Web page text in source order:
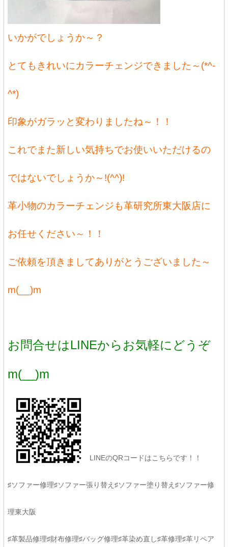
いかがでしょうか～？
とてもきれいにカラーチェンジできました～(*^-
^*)
印象がガラッと変わりましたね～！！
これでまた新しい気持ちでお使いいただけるの
ではないでしょうか～!(^^)!
革小物のカラーチェンジも革研究所東大阪店に
お任せください～！！
ご依頼を頂きましてありがとうございました～
m(__)m
お問合せはLINEからお気軽にどうぞ
m(__)m
LINEのQRコードはこちらです！！
♯ソファー修理♯ソファー張り替え♯ソファー塗り替え♯ソファー修
理東大阪
♯革製品修理♯財布修理♯バッグ修理♯革染め直し♯革修理♯革リペア